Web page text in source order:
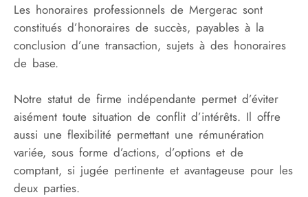
Les honoraires professionnels de Mergerac sont
constitués d’honoraires de succès, payables à la
conclusion d’une transaction, sujets à des honoraires
de base.
Notre statut de firme indépendante permet d’éviter
aisément toute situation de conflit d’intérêts. Il offre
aussi une flexibilité permettant une rémunération
variée, sous forme d’actions, d’options et de
comptant, si jugée pertinente et avantageuse pour les
deux parties.